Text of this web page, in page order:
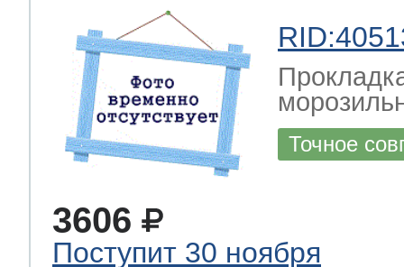
Точное
3606
Поступит 30 ноября